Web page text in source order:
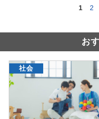
1 2
お
社会